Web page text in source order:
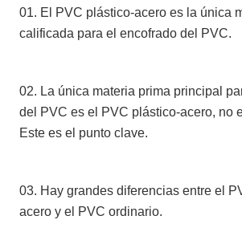
01. El PVC plástico-acero es la única
calificada para el encofrado del PVC.
02. La única materia prima principal
del PVC es el PVC plástico-acero, no
Este es el punto clave.
03. Hay grandes diferencias entre el
acero y el PVC ordinario.